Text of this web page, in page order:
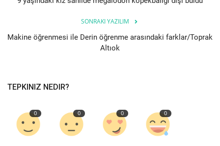
SONRAKI YAZILIM
Makine öğrenmesi ile Derin öğrenme arasındaki farklar/Toprak
Altıok
TEPKINIZ NEDIR?
0 0 0 0